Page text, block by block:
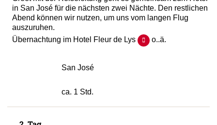
in San José für die nächsten zwei Nächte. Den restlichen
Abend können wir nutzen, um uns vom langen Flug
auszuruhen.
Übernachtung im Hotel Fleur de Lys
o..ä.
San José